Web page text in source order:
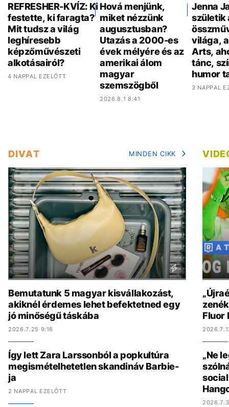
REFRESHER-KVÍZ: Ki
festette, ki faragta?
Mit tudsz a világ
leghíresebb
képzőművészeti
alkotásairól?
4 NAPPAL EZELŐTT
Hová menjünk,
miket nézzünk
augusztusban?
Utazás a 2000-es
évek mélyére és az
amerikai álom
magyar
szemszögből
2026.8.1 8:41
Jenna
születik
világa,
Arts,
tánc,
humor
3 NAPPAL
DIVAT MINDEN CIKK
Bemutatunk 5 magyar kisvállakozást,
akiknél érdemes lehet befektetned egy
jó minőségű táskába
2026.7.25 9:16
Így lett Zara Larssonból a popkultúra
megismételhetetlen skandináv Barbie-
ja
2 NAPPAL EZELŐTT
Fluor
„Ne